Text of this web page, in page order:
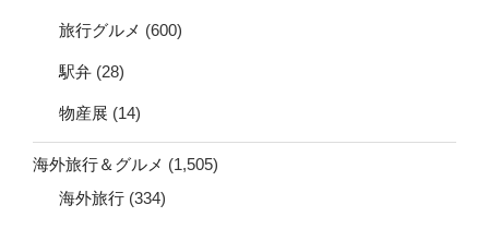
旅行グルメ (600)
駅弁 (28)
物産展 (14)
海外旅行＆グルメ (1,505)
海外旅行 (334)